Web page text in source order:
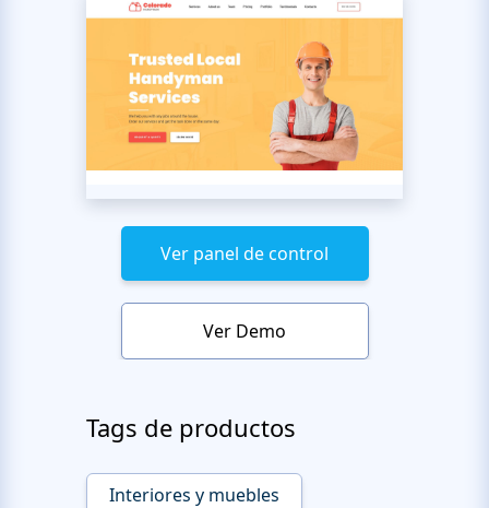
Ver panel de control
Ver Demo
Tags de productos
Interiores y muebles